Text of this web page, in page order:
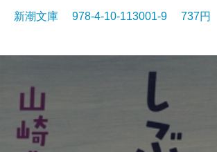
新潮文庫 978-4-10-113001-9 737円